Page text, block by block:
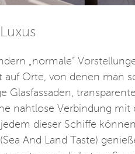
„normale“
auf Orte, von denen man
Glasfassaden,
nahtlose Verbindung
dieser Schiffe
And Land Taste)